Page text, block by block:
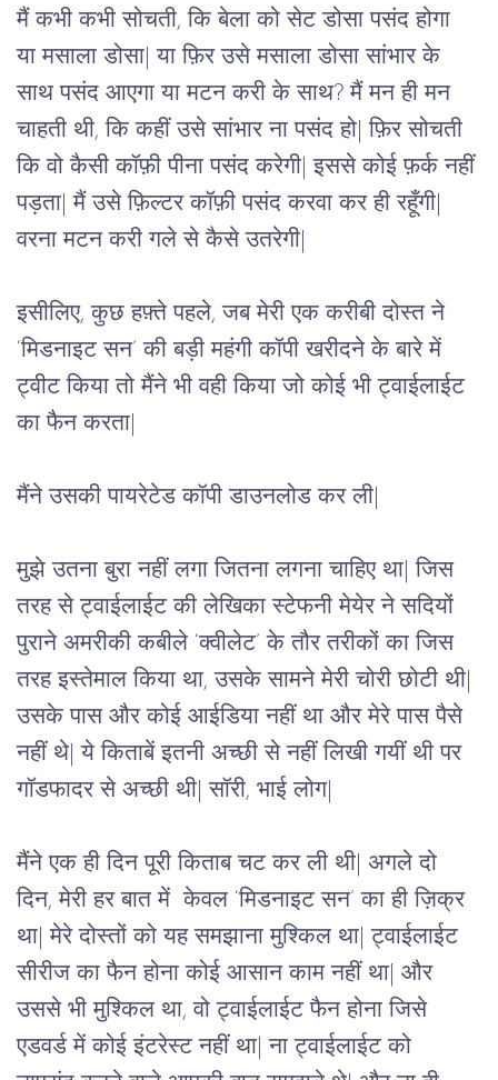
मैं कभी कभी सोचती, कि बेला को सेट डोसा पसंद होगा
या मसाला डोसा| या फ़िर उसे मसाला डोसा सांभार के
साथ पसंद आएगा या मटन करी के साथ? मैं मन ही मन
चाहती थी, कि कहीं उसे सांभार ना पसंद हो| फ़िर सोचती
कि वो कैसी कॉफ़ी पीना पसंद करेगी| इससे कोई फ़र्क नहीं
पड़ता| मैं उसे फ़िल्टर कॉफ़ी पसंद करवा कर ही रहूँगी|
वरना मटन करी गले से कैसे उतरेगी|
इसीलिए, कुछ हफ़्ते पहले, जब मेरी एक करीबी दोस्त ने
‘मिडनाइट सन’ की बड़ी महंगी कॉपी खरीदने के बारे में
ट्वीट किया तो मैंने भी वही किया जो कोई भी ट्वाईलाईट
का फैन करता|
मैंने उसकी पायरेटेड कॉपी डाउनलोड कर ली|
मुझे उतना बुरा नहीं लगा जितना लगना चाहिए था| जिस
तरह से ट्वाईलाईट की लेखिका स्टेफनी मेयेर ने सदियों
पुराने अमरीकी कबीले ‘क्वीलेट’ के तौर तरीकों का जिस
तरह इस्तेमाल किया था, उसके सामने मेरी चोरी छोटी थी|
उसके पास और कोई आईडिया नहीं था और मेरे पास पैसे
नहीं थे| ये किताबें इतनी अच्छी से नहीं लिखी गयीं थी पर
गॉडफादर से अच्छी थी| सॉरी, भाई लोग|
मैंने एक ही दिन पूरी किताब चट कर ली थी| अगले दो
दिन, मेरी हर बात में  केवल ‘मिडनाइट सन’ का ही ज़िक्र
था| मेरे दोस्तों को यह समझाना मुश्किल था| ट्वाईलाईट
सीरीज का फैन होना कोई आसान काम नहीं था| और
उससे भी मुश्किल था, वो ट्वाईलाईट फैन होना जिसे
एडवर्ड में कोई इंटरेस्ट नहीं था| ना ट्वाईलाईट को